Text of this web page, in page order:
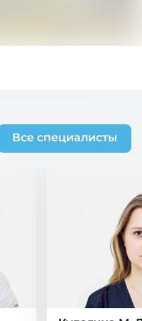
Все специалисты